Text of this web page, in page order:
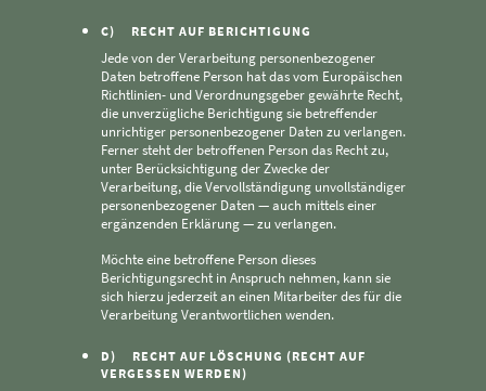
C) RECHT AUF BERICHTIGUNG
Jede von der Verarbeitung personenbezogener
Daten betroffene Person hat das vom Europäischen
Richtlinien- und Verordnungsgeber gewährte Recht,
die unverzügliche Berichtigung sie betreffender
unrichtiger personenbezogener Daten zu verlangen.
Ferner steht der betroffenen Person das Recht zu,
unter Berücksichtigung der Zwecke der
Verarbeitung, die Vervollständigung unvollständiger
personenbezogener Daten — auch mittels einer
ergänzenden Erklärung — zu verlangen.
Möchte eine betroffene Person dieses
Berichtigungsrecht in Anspruch nehmen, kann sie
sich hierzu jederzeit an einen Mitarbeiter des für die
Verarbeitung Verantwortlichen wenden.
D) RECHT AUF LÖSCHUNG (RECHT AUF
VERGESSEN WERDEN)